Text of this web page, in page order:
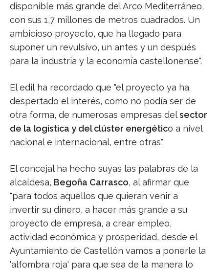
disponible más grande del Arco Mediterráneo,
con sus 1,7 millones de metros cuadrados. Un
ambicioso proyecto, que ha llegado para
suponer un revulsivo, un antes y un después
para la industria y la economía castellonense".
El edil ha recordado que "el proyecto ya ha
despertado el interés, como no podía ser de
otra forma, de numerosas empresas delsector
de la logística y del clúster energético a nivel
nacional e internacional, entre otras".
El concejal ha hecho suyas las palabras de la
alcaldesa, Begoña Carrasco, al afirmar que
"para todos aquellos que quieran venir a
invertir su dinero, a hacer más grande a su
proyecto de empresa, a crear empleo,
actividad económica y prosperidad, desde el
Ayuntamiento de Castellón vamos a ponerle la
'alfombra roja' para que sea de la manera lo